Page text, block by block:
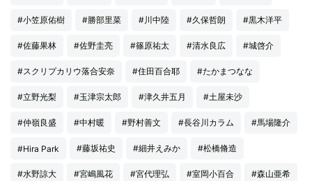
#小笠原佑樹 #勝部里菜 #川中陸 #久保哲朗 #黒木洋平
#佐藤果林 #佐野圭亮 #篠原祐太 #清水良広 #城啓介
#スクリプカリウ落合安奈 #住田百合耶 #たかまつなな
#立野光梨 #玉津宗太郎 #津久井五月 #土屋未沙
#仲嶺良盛 #中村暖 #野村善文 #長谷川カラム #馬場隆介
#Hira Park #藤坂祐史 #細井えみか #松橋脩造
#水野諒大 #宮嶋風花 #宮代理弘 #室岡小百合 #森山亜希